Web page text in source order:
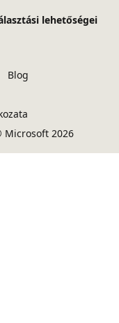
lehetőségei
Blog
Microsoft 2026